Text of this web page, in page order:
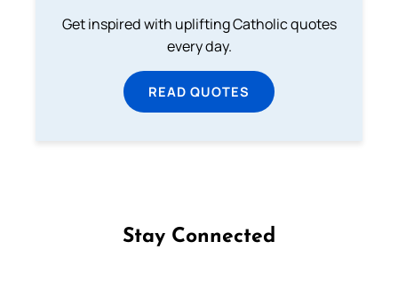
Get inspired with uplifting Catholic quotes
every day.
READ QUOTES
Stay Connected